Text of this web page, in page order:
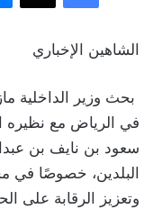
الشاهين الإخباري
بحث وزير الداخلية
في الرياض مع نظيره
سعود بن نايف بن
البلدين، خصوصًا في
وتعزيز الرقابة على